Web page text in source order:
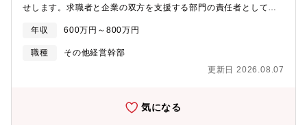
せします。求職者と企業の双方を支援する部門の責任者として、
セスを統括し、部門の売上・採用目標達成を推進していただきま
す。チーム全体の成果最大化に向けて、現場メンバーの支援だけ
でなく、自らも顧客折衝や重要案件の対応を行いながら、組織づ
くりをリードしていただくポジションです。【職務内容】・部門
び育成・就業スタッフの定着支援およびフォロー・売上、利益、
年収 600万円～800万円
職種
その他経営幹部
更新日 2026.08.07
気になる